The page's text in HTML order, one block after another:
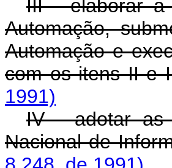
III - elaborar a
Automação,
Automação e
com os itens II e
1991)
IV - adotar as
Nacional de